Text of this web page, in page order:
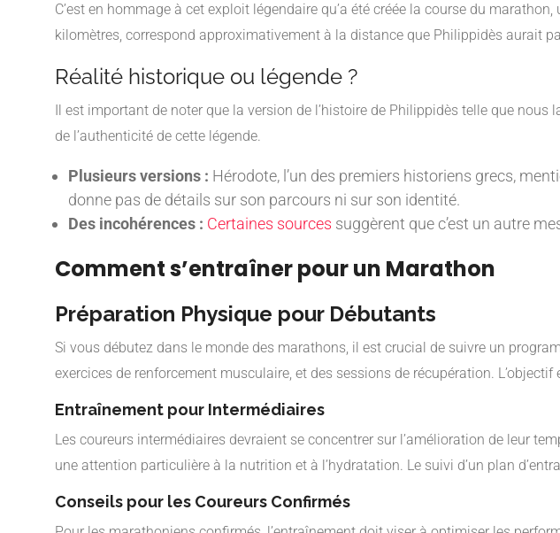
C’est en hommage à cet exploit légendaire qu’a été créée la course du
kilomètres, correspond approximativement à la distance que Philippidès aurait
Réalité historique ou légende ?
Il est important de noter que la version de l’histoire de Philippidès telle que
de l’authenticité de cette légende.
Plusieurs versions : Hérodote, l’un des premiers historiens grecs,
donne pas de détails sur son parcours ni sur son identité.
Des incohérences : Certaines sources suggèrent que c’est un autre
Comment s’entraîner pour un Marathon
Préparation Physique pour Débutants
Si vous débutez dans le monde des marathons, il est crucial de suivre un
exercices de renforcement musculaire, et des sessions de récupération.
Entraînement pour Intermédiaires
Les coureurs intermédiaires devraient se concentrer sur l’amélioration de leur
une attention particulière à la nutrition et à l’hydratation. Le suivi d’un plan
Conseils pour les Coureurs Confirmés